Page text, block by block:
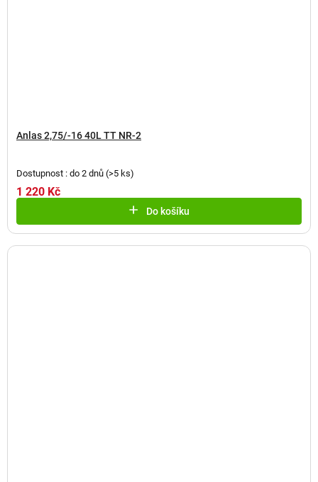
Anlas 2,75/-16 40L TT NR-2
Dostupnost : do 2 dnů (>5 ks)
1 220 Kč
Do košíku